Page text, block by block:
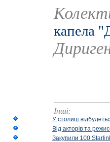
капела
Інші:
У столиці
Від акторів та
Закупили 100